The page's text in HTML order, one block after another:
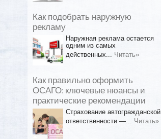
Как подобрать наружную
рекламу
Наружная реклама остается
одним из самых
действенных... Читать»
Как правильно оформить
ОСАГО: ключевые нюансы и
практические рекомендации
Страхование автогражданской
ответственности —... Читать»